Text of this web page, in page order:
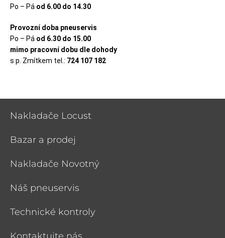
Po – Pá od 6.00 do 14.30
Provozní doba pneuservis
Po – Pá od 6.30 do 15.00
mimo pracovní dobu dle dohody
s p. Zmítkem tel.: 724 107 182
Nakladače Locust
Bazar a prodej
Nakladače Novotný
Náš pneuservis
Technické kontroly